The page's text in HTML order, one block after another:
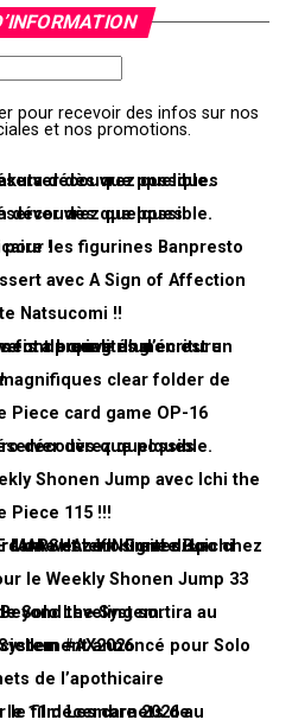
pour recevoir des infos sur nos
et nos promotions.